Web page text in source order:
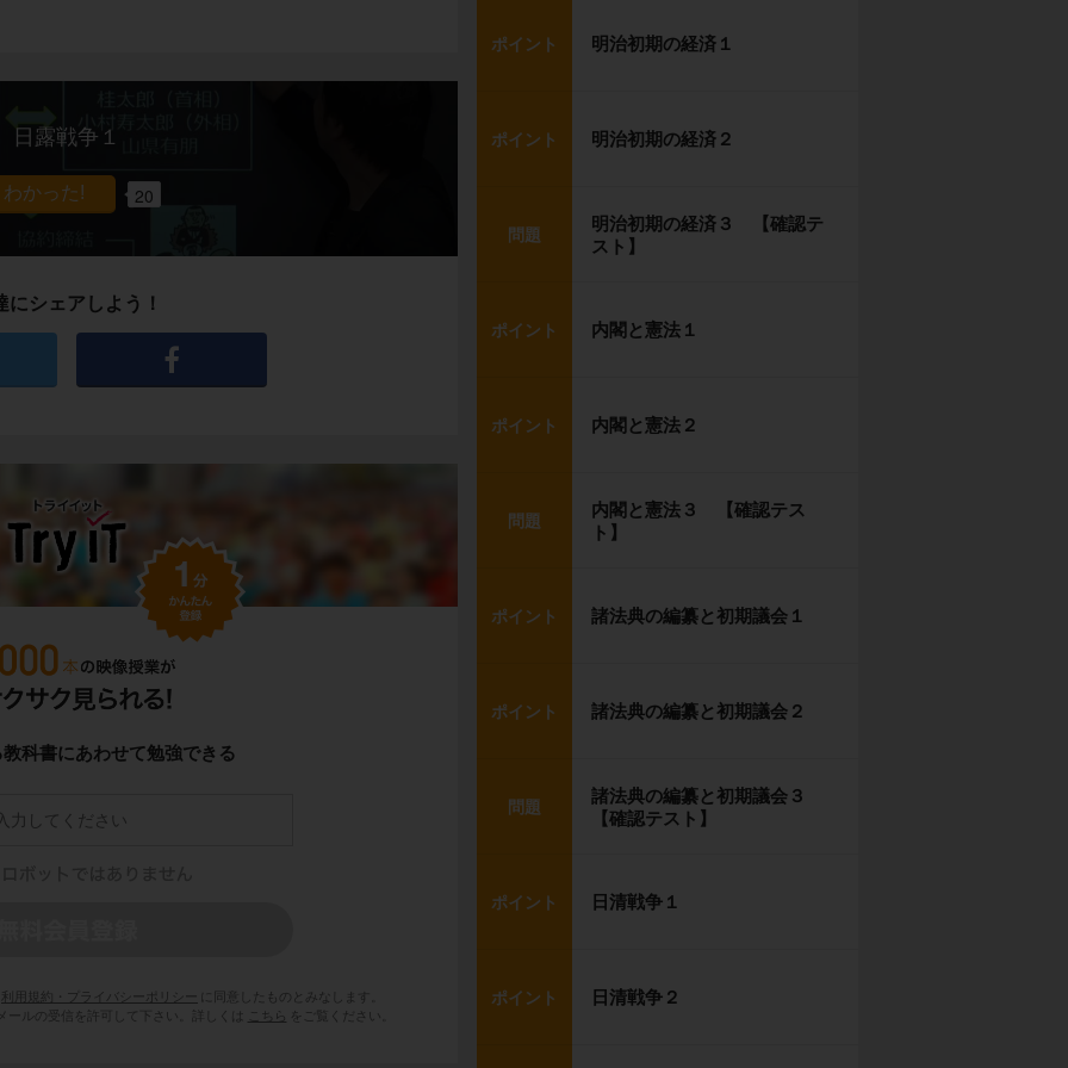
日露戦争１
20
にシェアしよう！
科書にあわせて勉強できる
利用規約・プライバシーポリシー
に同意したものとみなします。
ルの受信を許可して下さい。詳しくは
こちら をご覧ください。
ポイント 明治初期の経済１
ポイント 明治初期の経済２
問題
明治初期の経済３ 【確認テ
スト】
ポイント 内閣と憲法１
ポイント 内閣と憲法２
問題
内閣と憲法３ 【確認テス
ト】
ポイント 諸法典の編纂と初期議会１
ポイント 諸法典の編纂と初期議会２
問題
諸法典の編纂と初期議会３
【確認テスト】
ポイント 日清戦争１
ポイント 日清戦争２